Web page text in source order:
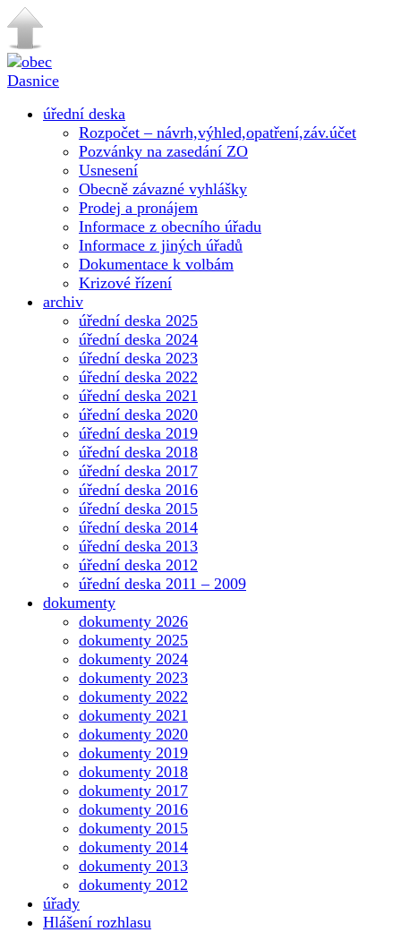
úřední deska
Rozpočet – návrh,výhled,opatření,záv.účet
Pozvánky na zasedání ZO
Usnesení
Obecně závazné vyhlášky
Prodej a pronájem
Informace z obecního úřadu
Informace z jiných úřadů
Dokumentace k volbám
Krizové řízení
archiv
úřední deska 2025
úřední deska 2024
úřední deska 2023
úřední deska 2022
úřední deska 2021
úřední deska 2020
úřední deska 2019
úřední deska 2018
úřední deska 2017
úřední deska 2016
úřední deska 2015
úřední deska 2014
úřední deska 2013
úřední deska 2012
úřední deska 2011 – 2009
dokumenty
dokumenty 2026
dokumenty 2025
dokumenty 2024
dokumenty 2023
dokumenty 2022
dokumenty 2021
dokumenty 2020
dokumenty 2019
dokumenty 2018
dokumenty 2017
dokumenty 2016
dokumenty 2015
dokumenty 2014
dokumenty 2013
dokumenty 2012
úřady
Hlášení rozhlasu